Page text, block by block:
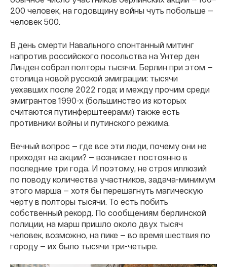
200 человек, на годовщину войны чуть побольше —
человек 500.
В день смерти Навального спонтанный митинг
напротив российского посольства на Унтер ден
Линден собрал полторы тысячи. Берлин при этом —
столица новой русской эмиграции: тысячи
уехавших после 2022 года; и между прочим среди
эмигрантов 1990-х (большинство из которых
считаются путинферштеерами) также есть
противники войны и путинского режима.
Вечный вопрос — где все эти люди, почему они не
приходят на акции? — возникает постоянно в
последние три года. И поэтому, не строя иллюзий
по поводу количества участников, задача-минимум
этого марша — хотя бы перешагнуть магическую
черту в полторы тысячи. То есть побить
собственный рекорд. По сообщениям берлинской
полиции, на марш пришло около двух тысяч
человек, возможно, на пике — во время шествия по
городу — их было тысячи три-четыре.